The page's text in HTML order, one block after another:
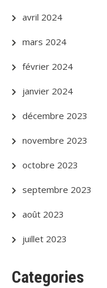
avril 2024
mars 2024
février 2024
janvier 2024
décembre 2023
novembre 2023
octobre 2023
septembre 2023
août 2023
juillet 2023
Categories